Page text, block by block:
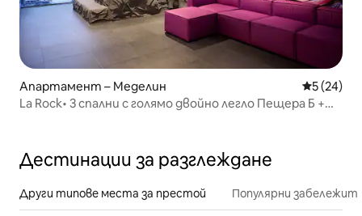
Апартамент – Меделин Средна
5 (24)
La Rock• 3 спални с голямо двойно легло Пещера Б +
Дестинации за разглеждане
Други типове места за престой Популярни